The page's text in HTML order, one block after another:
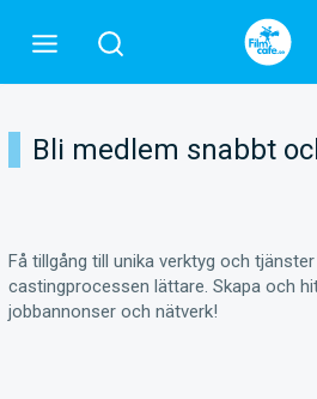
Bli medlem snabbt
Få tillgång till unika verktyg och
castingprocessen lättare. Skapa och
jobbannonser och nätverk!